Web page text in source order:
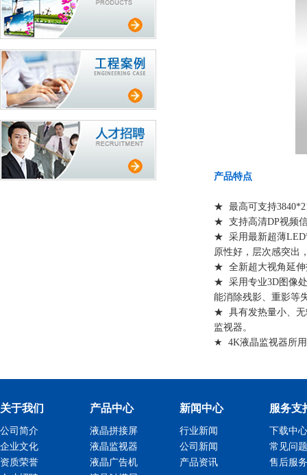
产品特点
★ 最高可支持
★ 支持高清DP视频
★ 采用最新超薄LED
原性好，层次感突出
★ 全新超大视角延伸
★ 采用专业3D图像处
能消除残影、重影等
★ 具有发热量小、无
监视器。
★ 4K液晶监视器所用
关于我们
公司简介
企业文化
资质荣誉
产品中心
液晶拼接屏
液晶监视器
液晶广告机
新闻中心
行业新闻
公司新闻
产品资讯
服务支
下载中心
常见问题
售后服务